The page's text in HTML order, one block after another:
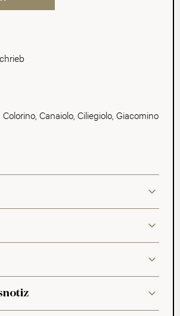
Colorino Canaiolo Ciliegiolo Giacomino